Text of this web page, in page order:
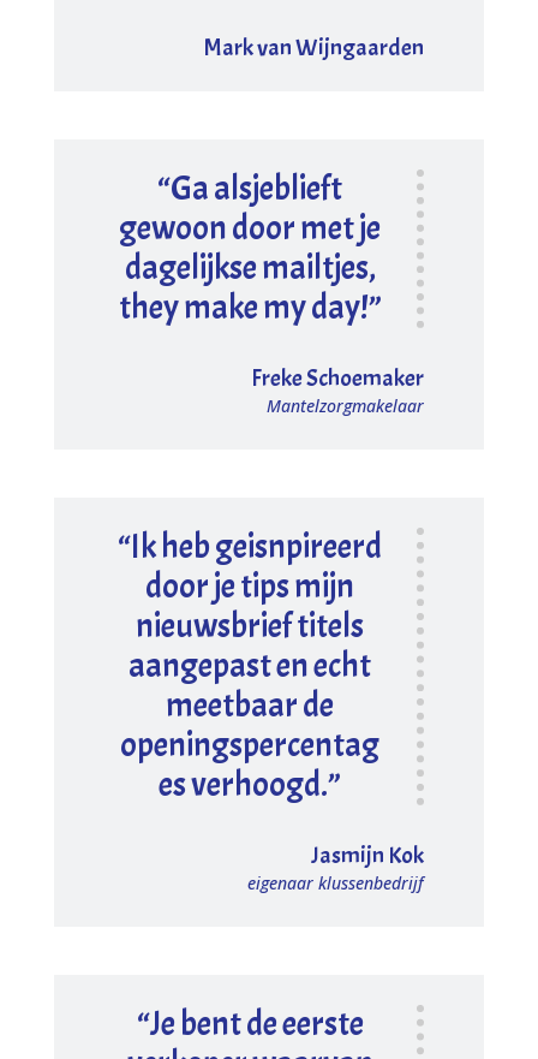
Mark van Wijngaarden
“Ga alsjeblieft
gewoon door met je
dagelijkse mailtjes,
they make my day!”
Freke Schoemaker
Mantelzorgmakelaar
“Ik heb geisnpireerd
door je tips mijn
nieuwsbrief titels
aangepast en echt
meetbaar de
openingspercentag
es verhoogd.”
Jasmijn Kok
eigenaar klussenbedrijf
“Je bent de eerste